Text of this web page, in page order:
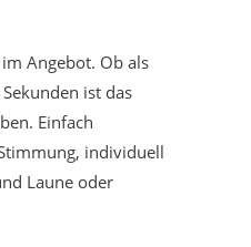
Angebot. Ob als
ist das
Einfach
individuell
Laune oder